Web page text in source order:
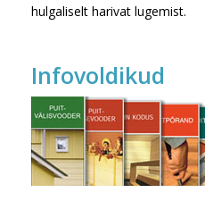
hulgaliselt harivat lugemist.
Infovoldikud